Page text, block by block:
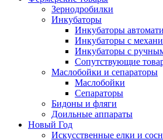
Зернодробилки
Инкубаторы
Инкубаторы
Инкубаторы с
Инкубаторы с
Сопутствующие
Маслобойки и сепараторы
Маслобойки
Сепараторы
Бидоны и фляги
Доильные аппараты
Новый Год
Искусственные елки и